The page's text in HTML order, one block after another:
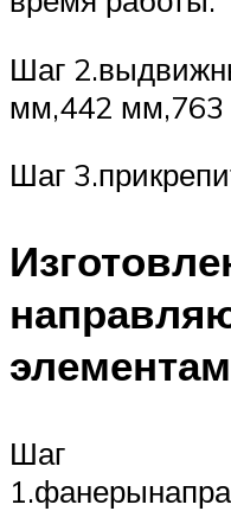
Шаг
мм,442
Шаг
Шаг